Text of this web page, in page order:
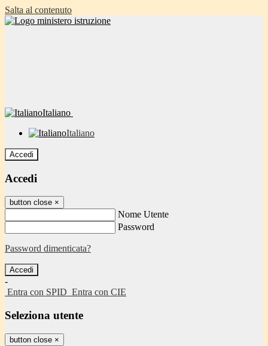
Salta al contenuto
Italiano
Italiano
Accedi
Accedi
button close ×
Nome Utente
Password
Password dimenticata?
-
Entra con SPID Entra con CIE
Seleziona utente
button close ×